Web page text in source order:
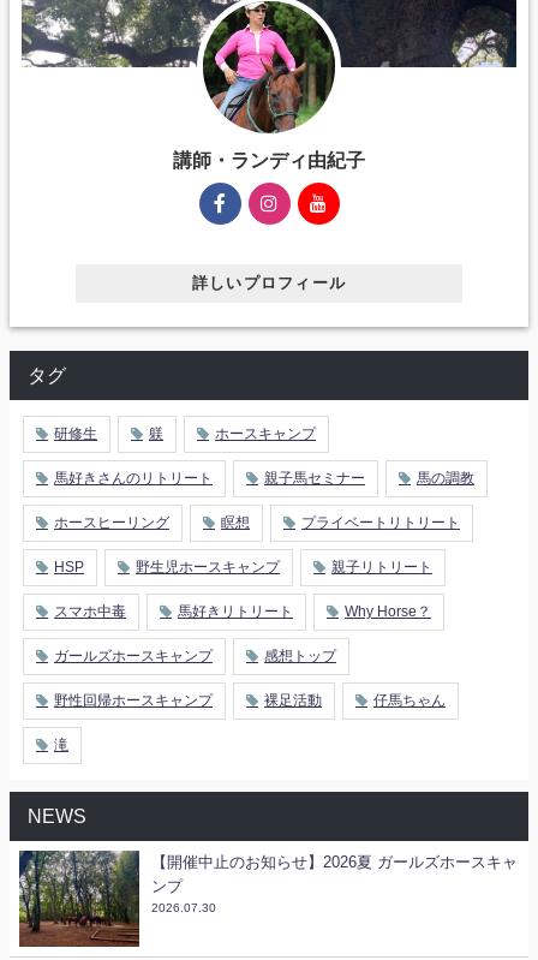
講師・ランディ由紀子
詳しいプロフィール
タグ
研修生 躾 ホースキャンプ
馬好きさんのリトリート 親子馬セミナー 馬の調教
ホースヒーリング 瞑想 プライベートリトリート
HSP 野生児ホースキャンプ 親子リトリート
スマホ中毒 馬好きリトリート Why Horse？
ガールズホースキャンプ 感想トップ
野性回帰ホースキャンプ 裸足活動 仔馬ちゃん
滝
NEWS
【開催中止のお知らせ】2026夏 ガールズホースキャ
ンプ
2026.07.30